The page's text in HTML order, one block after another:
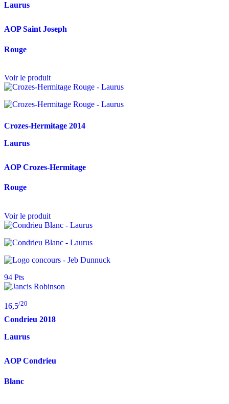
Laurus
AOP Saint Joseph
Rouge
Voir le produit
Crozes-Hermitage 2014
Laurus
AOP Crozes-Hermitage
Rouge
Voir le produit
94 Pts
16,5/20
Condrieu 2018
Laurus
AOP Condrieu
Blanc